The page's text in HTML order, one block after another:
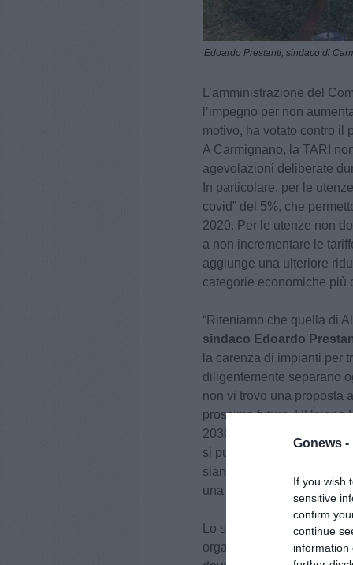
Gonews -
If you wish
sensitive
confirm
continue
information
Edoardo Prestanti, sindaco di
L’amministrazione del
l’impegno per non
motivo, ha votato contro il
A Carmignano, la TARI
agevolazioni deliberate
In particolare, per le
covid” del 5%, che
2020. Per le utenze non
a non incrementare le
aggiunge una ulteriore
categorie economiche più
“Riteniamo che quella di
sindaco Edoardo
la carenza di impianti per
diligentemente separano
non vi trovo una proposta
prossimo futuro.
2030, il residuo
si punta ancora
siano trasformati in
una economia circolare
Lo scorso 12 giugno il
organizzato a Torre del